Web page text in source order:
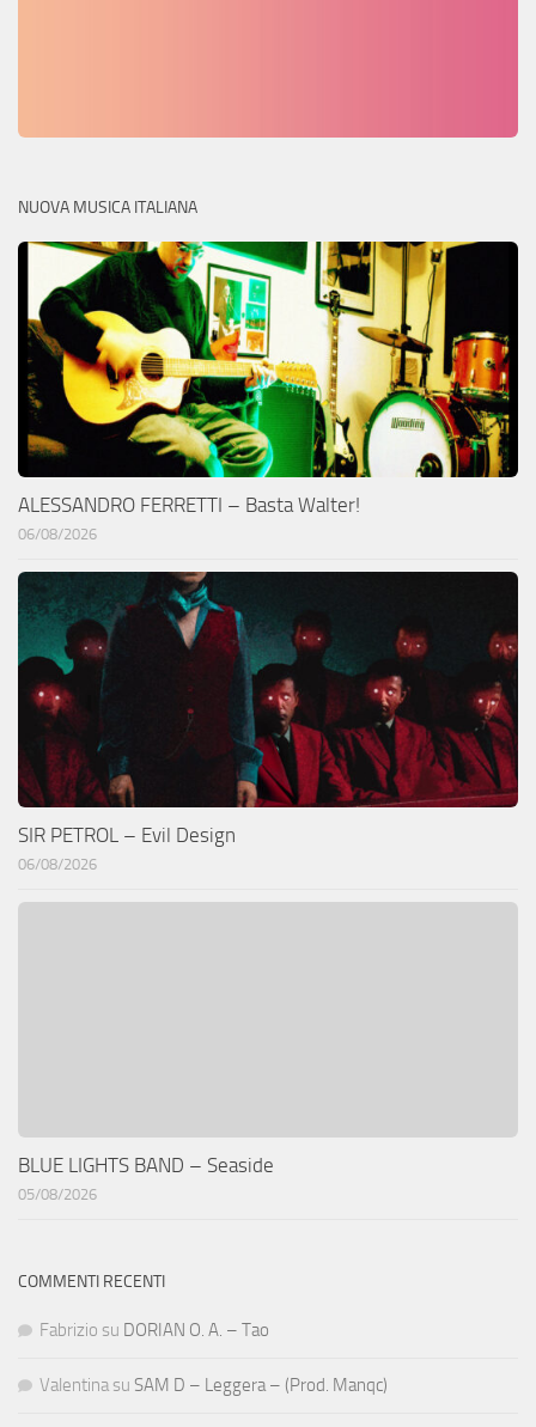
NUOVA MUSICA ITALIANA
ALESSANDRO FERRETTI – Basta Walter!
06/08/2026
SIR PETROL – Evil Design
06/08/2026
BLUE LIGHTS BAND – Seaside
05/08/2026
COMMENTI RECENTI
Fabrizio su DORIAN O. A. – Tao
Valentina su SAM D – Leggera – (Prod. Manqc)